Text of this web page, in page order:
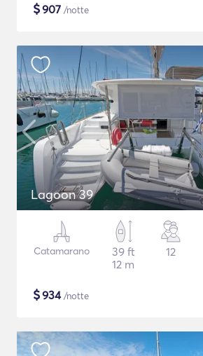
$907 /notte
Lagoon 39
Catamarano
39 ft
12 m
12
$934/notte